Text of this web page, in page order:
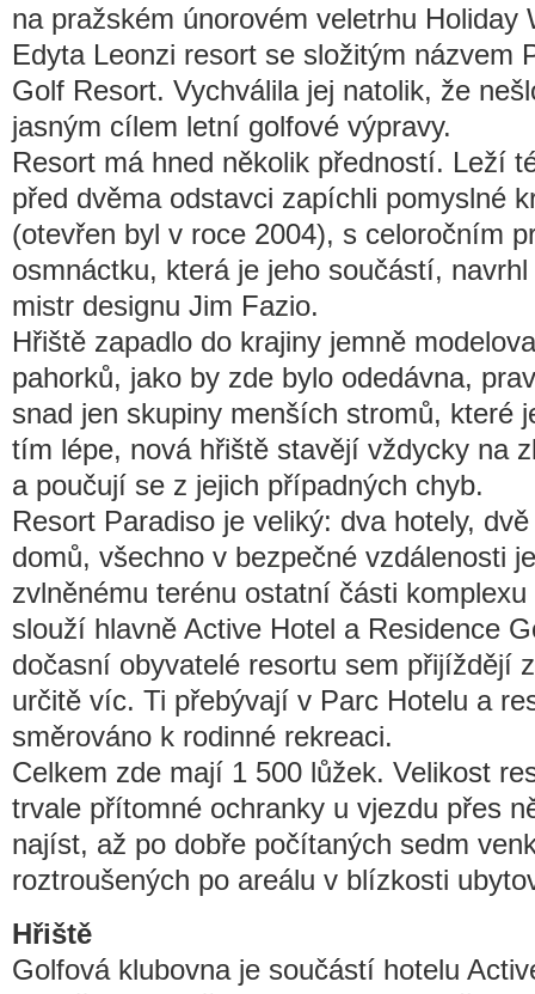
na pražském únorovém veletrhu Holiday
Edyta Leonzi resort se složitým názvem
Golf Resort. Vychválila jej natolik, že
jasným cílem letní golfové výpravy.
Resort má hned několik předností. Leží
před dvěma odstavci zapíchli pomyslné
(otevřen byl v roce 2004), s celoročním
osmnáctku, která je jeho součástí,
mistr designu Jim Fazio.
Hřiště zapadlo do krajiny jemně
pahorků, jako by zde bylo odedávna,
snad jen skupiny menších stromů, které
tím lépe, nová hřiště stavějí vždycky na
a poučují se z jejich případných chyb.
Resort Paradiso je veliký: dva hotely,
domů, všechno v bezpečné vzdálenosti
zvlněnému terénu ostatní části
slouží hlavně Active Hotel a Residence
dočasní obyvatelé resortu sem přijíždějí
určitě víc. Ti přebývají v Parc Hotelu a
směrováno k rodinné rekreaci.
Celkem zde mají 1 500 lůžek. Velikost
trvale přítomné ochranky u vjezdu přes
najíst, až po dobře počítaných sedm
roztroušených po areálu v blízkosti
Hřiště
Golfová klubovna je součástí hotelu